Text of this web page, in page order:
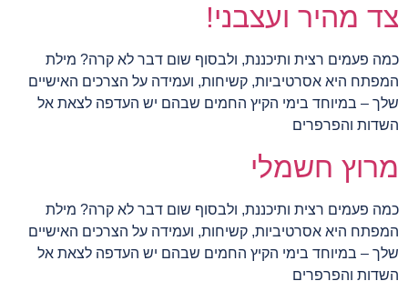
צד מהיר ועצבני!
כמה פעמים רצית ותיכננת, ולבסוף שום דבר לא קרה? מילת
המפתח היא אסרטיביות, קשיחות, ועמידה על הצרכים האישיים
שלך – במיוחד בימי הקיץ החמים שבהם יש העדפה לצאת אל
השדות והפרפרים
מרוץ חשמלי
כמה פעמים רצית ותיכננת, ולבסוף שום דבר לא קרה? מילת
המפתח היא אסרטיביות, קשיחות, ועמידה על הצרכים האישיים
שלך – במיוחד בימי הקיץ החמים שבהם יש העדפה לצאת אל
השדות והפרפרים